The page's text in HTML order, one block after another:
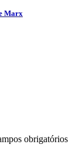
Marx
obrigatórios